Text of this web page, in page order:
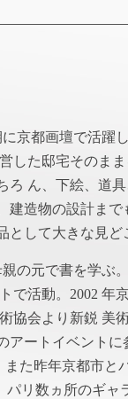
京都画壇で活躍
した邸宅そのま
ろ ん、下絵、道
建造物の設計ま
として大きな見ど
の元で書を学ぶ
で活動。2002 年
協会より新鋭 美
ートイベントに
また昨年京都市と
リ数ヵ所のギャ